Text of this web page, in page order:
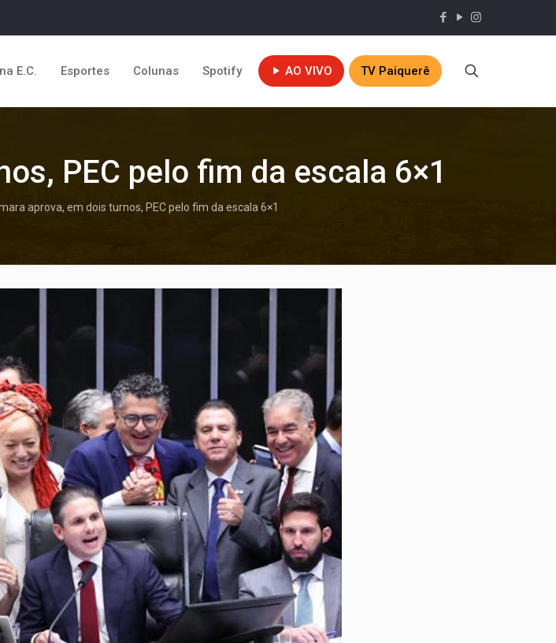
E.C. Esportes Colunas Spotify AO VIVO TV Paiquerê
PEC pelo fim da escala 6×1
aprova, em dois turnos, PEC pelo fim da escala 6×1